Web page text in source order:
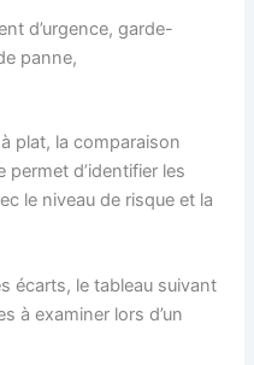
d’urgence, garde-
panne,
plat, la comparaison
permet d’identifier les
le niveau de risque et la
écarts, le tableau suivant
à examiner lors d’un